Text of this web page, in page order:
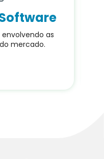
as
mercado.